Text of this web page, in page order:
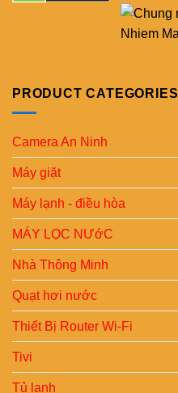
PRODUCT CATEGORIES
Camera An Ninh
Máy giặt
Máy lạnh - điều hòa
MÁY LỌC NƯớC
Nhà Thông Minh
Quạt hơi nước
Thiết Bị Router Wi-Fi
Tivi
Tủ lạnh